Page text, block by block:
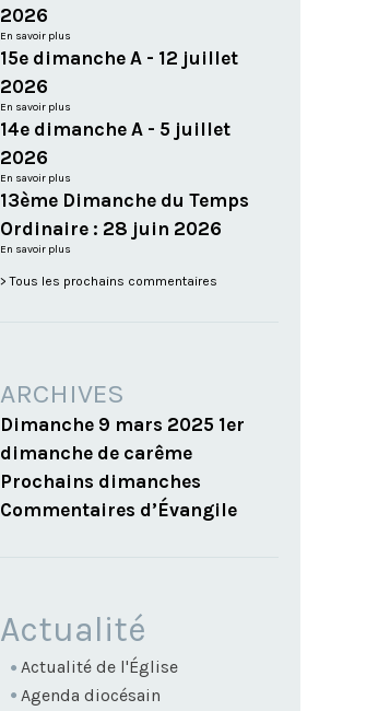
2026
En savoir plus
15e dimanche A - 12 juillet
2026
En savoir plus
14e dimanche A - 5 juillet
2026
En savoir plus
13ème Dimanche du Temps
Ordinaire : 28 juin 2026
En savoir plus
Tous les prochains commentaires
ARCHIVES
Dimanche 9 mars 2025 1er
dimanche de carême
Prochains dimanches
Commentaires d’Évangile
NAVIGATION
Actualité
Actualité de l'Église
Agenda diocésain